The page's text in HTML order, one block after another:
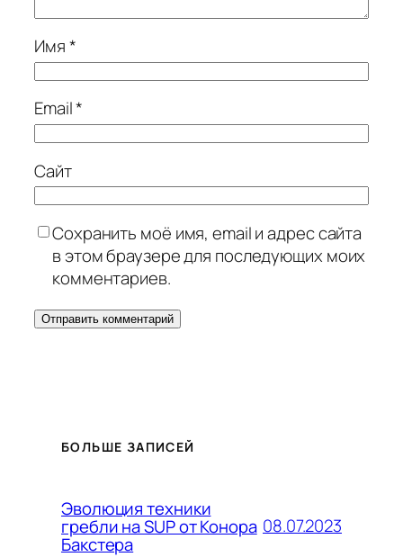
Имя*
Email*
Сайт
Сохранить моё имя, email и адрес сайта
в этом браузере для последующих моих
комментариев.
БОЛЬШЕ ЗАПИСЕЙ
Эволюция техники
гребли на SUP от Конора
Бакстера
08.07.2023